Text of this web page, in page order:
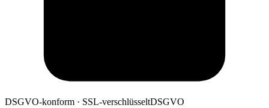
DSGVO-konform · SSL-verschlüsseltDSGVO